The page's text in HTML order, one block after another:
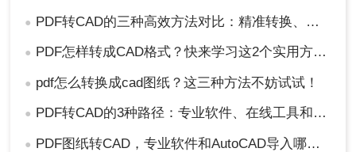
● PDF转CAD的三种高效方法对比：精准转换、可编辑、保图层！
● PDF怎样转成CAD格式？快来学习这2个实用方法吧！
● pdf怎么转换成cad图纸？这三种方法不妨试试！
● PDF转CAD的3种路径：专业软件、在线工具和专用转换器各适合谁！
● PDF图纸转CAD，专业软件和AutoCAD导入哪个更合适！